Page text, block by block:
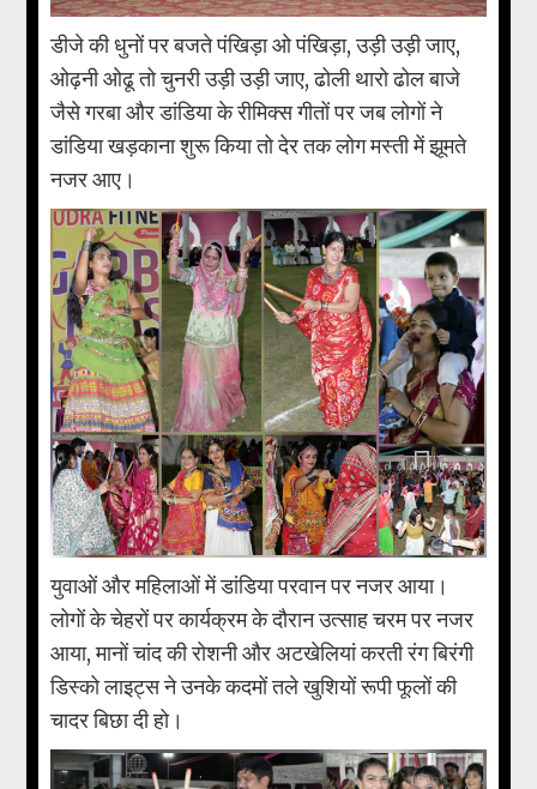
डीजे की धुनों पर बजते पंखिड़ा ओ पंखिड़ा, उड़ी उड़ी जाए,
ओढ़नी ओढू तो चुनरी उड़ी उड़ी जाए, ढोली थारो ढोल बाजे
जैसे गरबा और डांडिया के रीमिक्स गीतों पर जब लोगों ने
डांडिया खड़काना शुरू किया तो देर तक लोग मस्ती में झूमते
नजर आए।
युवाओं और महिलाओं में डांडिया परवान पर नजर आया।
लोगों के चेहरों पर कार्यक्रम के दौरान उत्साह चरम पर नजर
आया, मानों चांद की रोशनी और अटखेलियां करती रंग बिरंगी
डिस्को लाइट्स ने उनके कदमों तले खुशियों रूपी फूलों की
चादर बिछा दी हो।